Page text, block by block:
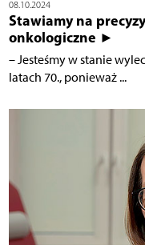
08.10.2024
Stawiamy na
onkologiczne ►
– Jesteśmy w stanie
latach 70., ponieważ ...